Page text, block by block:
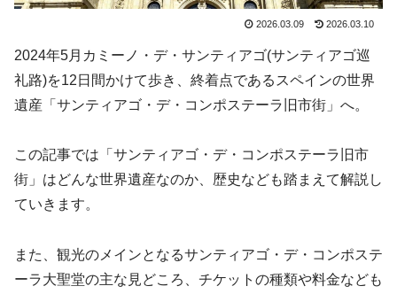
2026.03.09 2026.03.10
2024年5月カミーノ・デ・サンティアゴ(サンティアゴ巡
礼路)を12日間かけて歩き、終着点であるスペインの世界
遺産「サンティアゴ・デ・コンポステーラ旧市街」へ。
この記事では「サンティアゴ・デ・コンポステーラ旧市
街」はどんな世界遺産なのか、歴史なども踏まえて解説し
ていきます。
また、観光のメインとなるサンティアゴ・デ・コンポステ
ーラ大聖堂の主な見どころ、チケットの種類や料金なども